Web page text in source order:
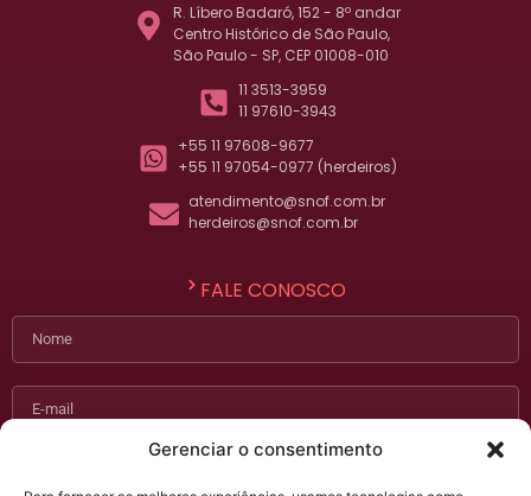
Gerenciar o consentimento
R. Líbero Badaró, 152 - 8º andar
Centro Histórico de São Paulo,
São Paulo - SP, CEP 01008-010
11 3513-3959
11 97610-3943
+55 11 97608-9677
+55 11 97054-0977 (herdeiros)
atendimento@snof.com.br
herdeiros@snof.com.br
FALE CONOSCO